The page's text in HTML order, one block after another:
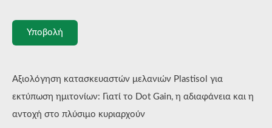
Υποβολή
Αξιολόγηση κατασκευαστών μελανιών Plastisol για
εκτύπωση ημιτονίων: Γιατί το Dot Gain, η αδιαφάνεια και η
αντοχή στο πλύσιμο κυριαρχούν